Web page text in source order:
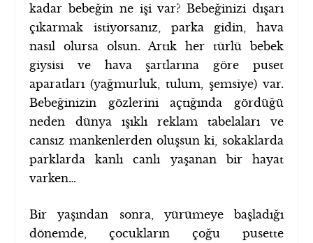
kadar bebeğin ne işi var? Bebeğinizi dışarı
çıkarmak istiyorsanız, parka gidin, hava
nasıl olursa olsun. Artık her türlü bebek
giysisi ve hava şartlarına göre puset
aparatları (yağmurluk, tulum, şemsiye) var.
Bebeğinizin gözlerini açtığında gördüğü
neden dünya ışıklı reklam tabelaları ve
cansız mankenlerden oluşsun ki, sokaklarda
parklarda kanlı canlı yaşanan bir hayat
varken…
Bir yaşından sonra, yürümeye başladığı
dönemde, çocukların çoğu pusette